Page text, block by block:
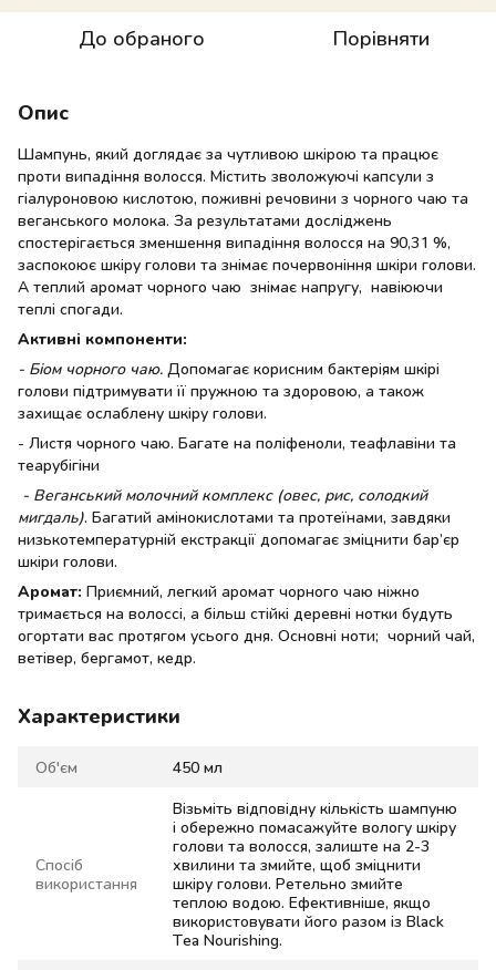
До обраного Порівняти
Опис
Шампунь, який доглядає за чутливою шкірою та працює
проти випадіння волосся. Містить зволожуючі капсули з
гіалуроновою кислотою, поживні речовини з чорного чаю та
веганського молока. За результатами досліджень
спостерігається зменшення випадіння волосся на 90,31 %,
заспокоює шкіру голови та знімає почервоніння шкіри голови.
А теплий аромат чорного чаю знімає напругу, навіюючи
теплі спогади.
Активні компоненти:
- Біом чорного чаю. Допомагає корисним бактеріям шкірі
голови підтримувати її пружною та здоровою, а також
захищає ослаблену шкіру голови.
- Листя чорного чаю. Багате на поліфеноли, теафлавіни та
теарубігіни
- Веганський молочний комплекс (овес, рис, солодкий
мигдаль). Багатий амінокислотами та протеїнами, завдяки
низькотемпературній екстракції допомагає зміцнити бар’єр
шкіри голови.
Аромат: Приємний, легкий аромат чорного чаю ніжно
тримається на волоссі, а більш стійкі деревні нотки будуть
огортати вас протягом усього дня. Основні ноти; чорний чай,
ветівер, бергамот, кедр.
Характеристики
Об'єм 450 мл
Спосіб
використання
Візьміть відповідну кількість шампуню
і обережно помасажуйте вологу шкіру
голови та волосся, залиште на 2-3
хвилини та змийте, щоб зміцнити
шкіру голови. Ретельно змийте
теплою водою. Ефективніше, якщо
використовувати його разом із Black
Tea Nourishing.